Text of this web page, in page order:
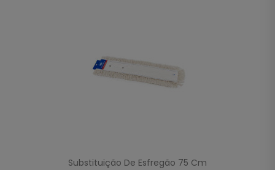
Substituição De Esfregão 75 Cm